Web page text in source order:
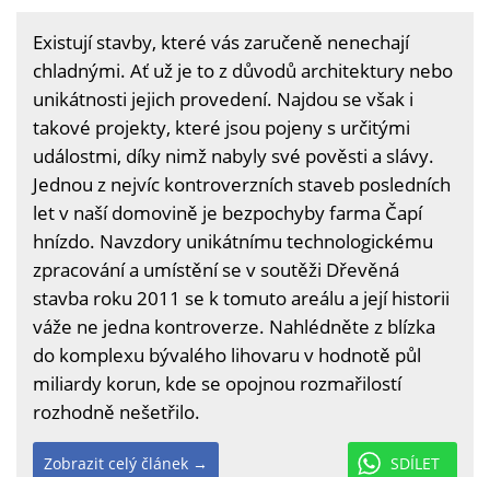
Existují stavby, které vás zaručeně nenechají
chladnými. Ať už je to z důvodů architektury nebo
unikátnosti jejich provedení. Najdou se však i
takové projekty, které jsou pojeny s určitými
událostmi, díky nimž nabyly své pověsti a slávy.
Jednou z nejvíc kontroverzních staveb posledních
let v naší domovině je bezpochyby farma Čapí
hnízdo. Navzdory unikátnímu technologickému
zpracování a umístění se v soutěži Dřevěná
stavba roku 2011 se k tomuto areálu a její historii
váže ne jedna kontroverze. Nahlédněte z blízka
do komplexu bývalého lihovaru v hodnotě půl
miliardy korun, kde se opojnou rozmařilostí
rozhodně nešetřilo.
SDÍLET
Zobrazit celý článek →